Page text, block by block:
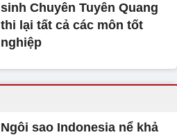
sinh Chuyên Tuyên Quang
thi lại tất cả các môn tốt
nghiệp
Ngôi sao Indonesia nể khả